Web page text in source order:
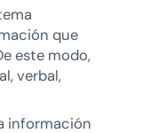
que
este modo,
verbal,
información